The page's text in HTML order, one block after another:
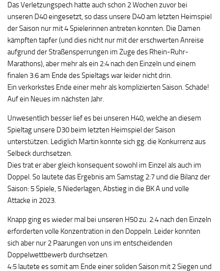
Das Verletzungspech hatte auch schon 2 Wochen zuvor bei
unseren D40 eingesetzt, so dass unsere D40 am letzten Heimspiel
der Saison nur mit 4 Spielerinnen antreten konnten. Die Damen
kämpften tapfer (und dies nicht nur mit der erschwerten Anreise
aufgrund der Straßensperrungen im Zuge des Rhein-Ruhr-
Marathons), aber mehr als ein 2:4 nach den Einzeln und einem
finalen 3:6 am Ende des Spieltags war leider nicht drin.
Ein verkorkstes Ende einer mehr als komplizierten Saison. Schade!
Auf ein Neues im nächsten Jahr.
Unwesentlich besser lief es bei unseren H40, welche an diesem
Spieltag unsere D30 beim letzten Heimspiel der Saison
unterstützen. Lediglich Martin konnte sich gg. die Konkurrenz aus
Selbeck durchsetzen.
Dies trat er aber gleich konsequent sowohl im Einzel als auch im
Doppel. So lautete das Ergebnis am Samstag 2:7 und die Bilanz der
Saison: 5 Spiele, 5 Niederlagen, Abstieg in die BK A und volle
Attacke in 2023.
Knapp ging es wieder mal bei unseren H50 zu. 2:4 nach den Einzeln
erforderten volle Konzentration in den Doppeln. Leider konnten
sich aber nur 2 Paarungen von uns im entscheidenden
Doppelwettbewerb durchsetzen.
4:5 lautete es somit am Ende einer soliden Saison mit 2 Siegen und